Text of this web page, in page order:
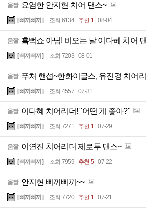
움짤 요염한 안지현 치어 댄스~
[삐끼삐끼] 조회 6134 추천 1 08-04
움짤 흠뻑쇼 아님! 비오는 날 이다혜 치어
[삐끼삐끼] 조회 7203 08-01
움짤 푸처 핸섭~한화이글스, 유진경 치어
[삐끼삐끼] 조회 4557 07-31
움짤 이다혜 치어리더! "어떤 게 좋아?"
[삐끼삐끼] 조회 7271 추천 1 07-29
움짤 이연진 치어리더 제로투 댄스~
[삐끼삐끼] 조회 7959 추천 5 07-22
움짤 안지현 삐끼삐끼~~
[삐끼삐끼] 조회 7720 추천 1 07-21